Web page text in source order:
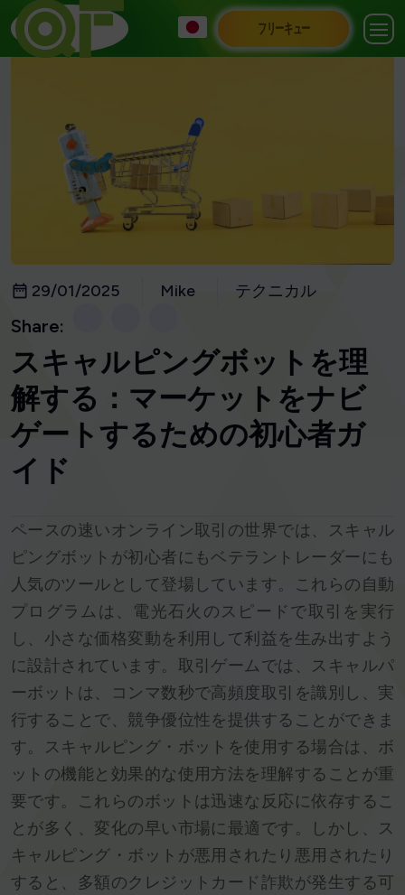
フリーキュー
29/01/2025 Mike テクニカル
Share:
スキャルピングボットを理
解する：マーケットをナビ
ゲートするための初心者ガ
イド
ペースの速いオンライン取引の世界では、スキャル
ピングボットが初心者にもベテラントレーダーにも
人気のツールとして登場しています。これらの自動
プログラムは、電光石火のスピードで取引を実行
し、小さな価格変動を利用して利益を生み出すよう
に設計されています。取引ゲームでは、スキャルパ
ーボットは、コンマ数秒で高頻度取引を識別し、実
行することで、競争優位性を提供することができま
す。スキャルピング・ボットを使用する場合は、ボ
ットの機能と効果的な使用方法を理解することが重
要です。これらのボットは迅速な反応に依存するこ
とが多く、変化の早い市場に最適です。しかし、ス
キャルピング・ボットが悪用されたり悪用されたり
すると、多額のクレジットカード詐欺が発生する可